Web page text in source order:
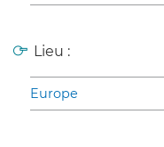
Lieu :
Europe